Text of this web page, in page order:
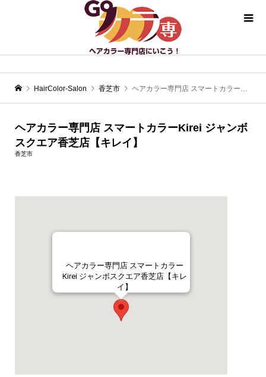
HairColor-Salon 香芝市 ヘアカラー専門店 スマートカラーKirei ジャンボスクエア香芝店【キレイ】
ヘアカラー専門店 スマートカラーKirei ジャンボ
スクエア香芝店【キレイ】
香芝市
ヘアカラー専門店 スマートカラー
Kirei ジャンボスクエア香芝店【キレ
イ】